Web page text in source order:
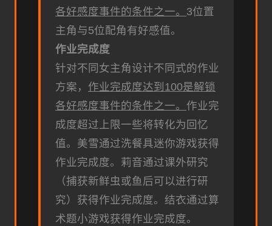
各好感度事件的条件之一。 3位置
主角与5位配角有好感值。
作业完成度
针对不同女主角设计不同式的作业
方案， 作业完成度达到100是解锁
各好感度事件的条件之一。 作业完
成度超过上限一些将转化为回忆
值。 美雪通过洗餐具迷你游戏获得
作业完成度。 莉音通过课外研究
（捕获新鲜虫或鱼后可以进行研
究）获得作业完成度。 结衣通过算
术题小游戏获得作业完成度。